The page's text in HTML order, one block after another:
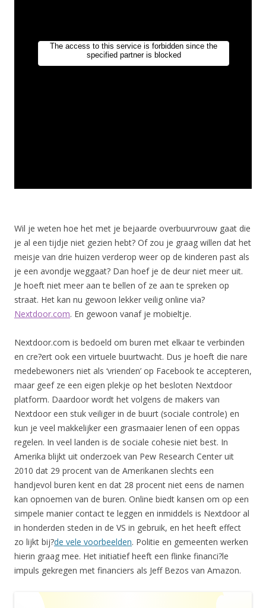
Wil je weten hoe het met je bejaarde overbuurvrouw gaat die
je al een tijdje niet gezien hebt? Of zou je graag willen dat het
meisje van drie huizen verderop weer op de kinderen past als
je een avondje weggaat? Dan hoef je de deur niet meer uit.
Je hoeft niet meer aan te bellen of ze aan te spreken op
straat. Het kan nu gewoon lekker veilig online via?
Nextdoor.com. En gewoon vanaf je mobieltje.
Nextdoor.com is bedoeld om buren met elkaar te verbinden
en cre?ert ook een virtuele buurtwacht. Dus je hoeft die nare
medebewoners niet als ‘vrienden’ op Facebook te accepteren,
maar geef ze een eigen plekje op het besloten Nextdoor
platform. Daardoor wordt het volgens de makers van
Nextdoor een stuk veiliger in de buurt (sociale controle) en
kun je veel makkelijker een grasmaaier lenen of een oppas
regelen. In veel landen is de sociale cohesie niet best. In
Amerika blijkt uit onderzoek van Pew Research Center uit
2010 dat 29 procent van de Amerikanen slechts een
handjevol buren kent en dat 28 procent niet eens de namen
kan opnoemen van de buren. Online biedt kansen om op een
simpele manier contact te leggen en inmiddels is Nextdoor al
in honderden steden in de VS in gebruik, en het heeft effect
zo lijkt bij?de vele voorbeelden. Politie en gemeenten werken
hierin graag mee. Het initiatief heeft een flinke financi?le
impuls gekregen met financiers als Jeff Bezos van Amazon.